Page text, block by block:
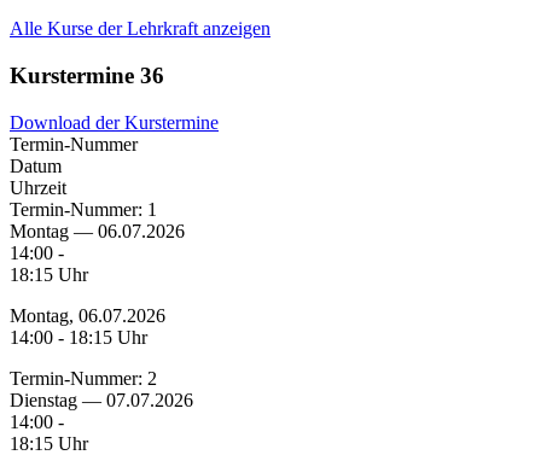
Alle Kurse der Lehrkraft anzeigen
Kurstermine 36
Download der Kurstermine
Termin-Nummer
Datum
Uhrzeit
Termin-Nummer: 1
Montag — 06.07.2026
14:00 -
18:15 Uhr
Montag, 06.07.2026
14:00 - 18:15 Uhr
Termin-Nummer: 2
Dienstag — 07.07.2026
14:00 -
18:15 Uhr